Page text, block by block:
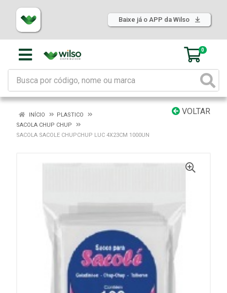
Baixe já o APP da Wilso
0
VOLTAR
INÍCIO
PLASTICO
SACOLA CHUP CHUP
SACOLA SACOLE CHUPCHUP LUC 4X23CM 1000UN